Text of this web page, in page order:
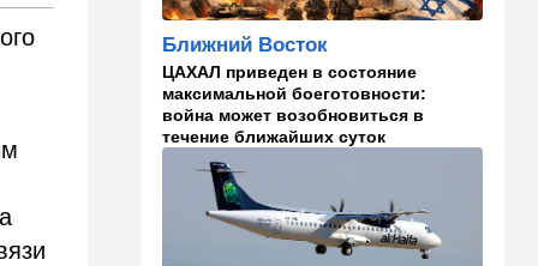
И грянул Грэм: Сенат США
одобрил ужесточение
санкций против России и
Ирана
22:33 Транспорт
Почему Израиль до сих пор
не решил проблему пробок,
несмотря на вложенные
миллиарды
Ближний Восток
ЦАХАЛ приведен в состояние
максимальной боеготовности:
война может возобновиться в
течение ближайших суток